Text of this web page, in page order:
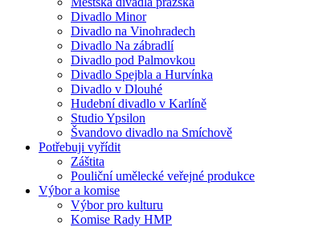
Divadlo Minor
Divadlo na Vinohradech
Divadlo Na zábradlí
Divadlo pod Palmovkou
Divadlo Spejbla a Hurvínka
Divadlo v Dlouhé
Hudební divadlo v Karlíně
Studio Ypsilon
Švandovo divadlo na Smíchově
Potřebuji vyřídit
Záštita
Pouliční umělecké veřejné produkce
Výbor a komise
Výbor pro kulturu
Komise Rady HMP